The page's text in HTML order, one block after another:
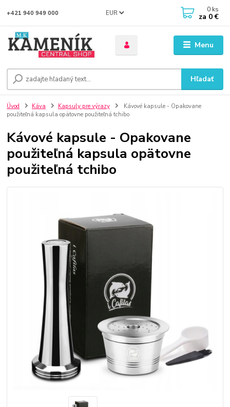
Menu
EUR
Hľadať
+421 940 949 000 0 ks
za 0 €
Úvod Káva Kapsuly pre výrazy
Kávové kapsule - Opakovane
použiteľná kapsula opätovne použiteľná tchibo
Kávové kapsule - Opakovane
použiteľná kapsula opätovne
použiteľná tchibo